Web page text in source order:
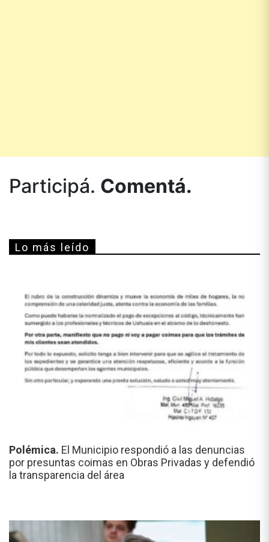
Participá. Comentá.
Lo más leído
Polémica. El Municipio respondió a las denuncias
por presuntas coimas en Obras Privadas y defendió
la transparencia del área